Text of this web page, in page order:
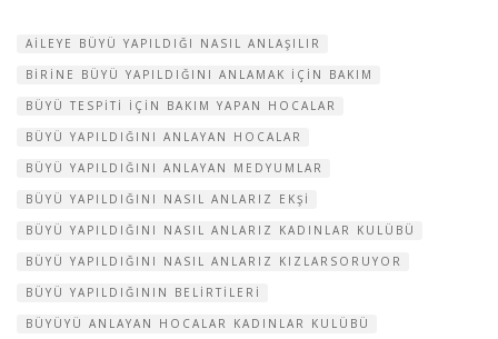
AILEYE BÜYÜ YAPILDIĞI NASIL ANLAŞILIR
BIRINE BÜYÜ YAPILDIĞINI ANLAMAK IÇIN BAKIM
BÜYÜ TESPITI IÇIN BAKIM YAPAN HOCALAR
BÜYÜ YAPILDIĞINI ANLAYAN HOCALAR
BÜYÜ YAPILDIĞINI ANLAYAN MEDYUMLAR
BÜYÜ YAPILDIĞINI NASIL ANLARIZ EKŞI
BÜYÜ YAPILDIĞINI NASIL ANLARIZ KADINLAR KULÜBÜ
BÜYÜ YAPILDIĞINI NASIL ANLARIZ KIZLARSORUYOR
BÜYÜ YAPILDIĞININ BELIRTILERI
BÜYÜYÜ ANLAYAN HOCALAR KADINLAR KULÜBÜ